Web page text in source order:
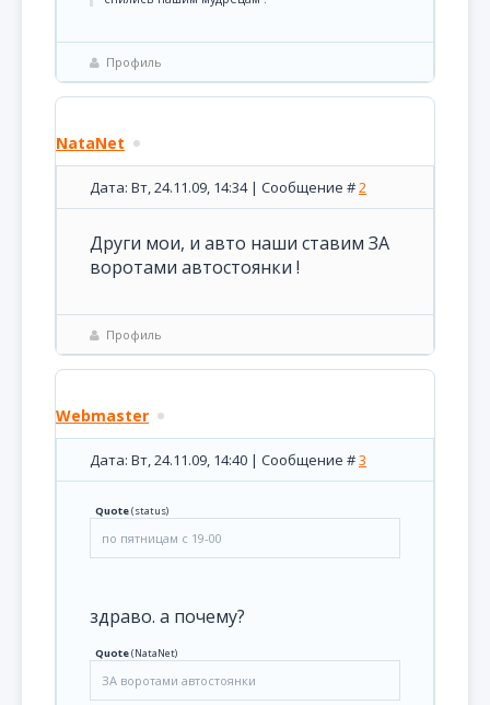
Профиль
NataNet
Дата: Вт, 24.11.09, 14:34 | Сообщение #2
Други мои, и авто наши ставим ЗА
воротами автостоянки !
Профиль
Webmaster
Дата: Вт, 24.11.09, 14:40 | Сообщение #3
Quote(status)
по пятницам с 19-00
здраво. а почему?
Quote(NataNet)
ЗА воротами автостоянки